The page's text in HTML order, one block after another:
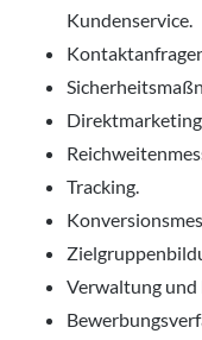
Kundenservice.
Tracking.
Verwaltung